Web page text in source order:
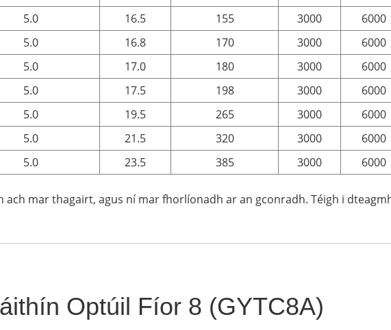
5.0 16.5 155 3000 6000
5.0 16.8 170 3000 6000
5.0 17.0 180 3000 6000
5.0 17.5 198 3000 6000
5.0 19.5 265 3000 6000
5.0 21.5 320 3000 6000
5.0 23.5 385 3000 6000
mar thagairt, agus ní mar fhorlíonadh ar an gconradh. Téigh i
Optúil Fíor 8 (GYTC8A)